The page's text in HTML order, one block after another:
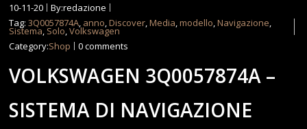
10-11-20
By:redazione
Tag:3Q0057874A, anno,Discover,Media,modello,Navigazione,
Sistema, Solo,Volkswagen
Category:Shop 0 comments
VOLKSWAGEN 3Q0057874A –
SISTEMA DI NAVIGAZIONE